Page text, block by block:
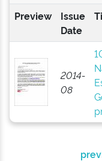
Preview
Issue
Date
2014-
08